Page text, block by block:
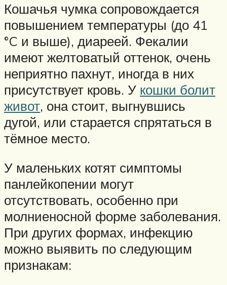
Кошачья чумка сопровождается
повышением температуры (до 41
°C и выше), диареей. Фекалии
имеют желтоватый оттенок, очень
неприятно пахнут, иногда в них
присутствует кровь. У кошки болит
живот, она стоит, выгнувшись
дугой, или старается спрятаться в
тёмное место.
У маленьких котят симптомы
панлейкопении могут
отсутствовать, особенно при
молниеносной форме заболевания.
При других формах, инфекцию
можно выявить по следующим
признакам: